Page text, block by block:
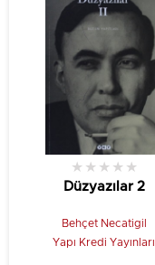
Düzyazılar 2
★ ★ ★ ★ ★
Behçet Necatigil
Yapı Kredi Yayınları